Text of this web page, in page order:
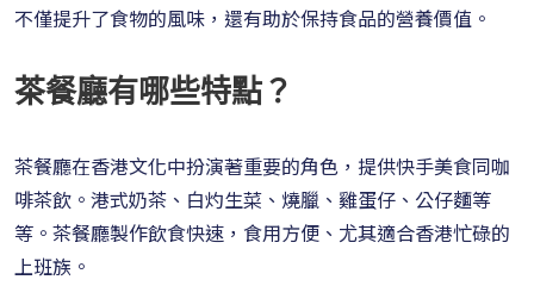
不僅提升了食物的風味，還有助於保持食品的營養價值。
茶餐廳有哪些特點？
茶餐廳在香港文化中扮演著重要的角色，提供快手美食同咖
啡茶飲。港式奶茶、白灼生菜、燒臘、雞蛋仔、公仔麵等
等。茶餐廳製作飲食快速，食用方便、尤其適合香港忙碌的
上班族。